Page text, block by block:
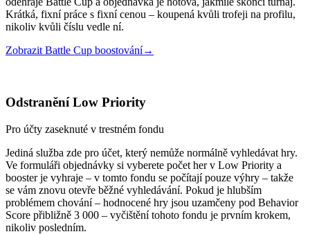
Krátká, fixní práce s fixní cenou – koupená kvůli trofeji na profilu,
nikoliv kvůli číslu vedle ní.
Zobrazit Battle Cup boostování→
Odstranění Low Priority
Pro účty zaseknuté v trestném fondu
Jediná služba zde pro účet, který nemůže normálně vyhledávat hry.
Ve formuláři objednávky si vyberete počet her v Low Priority a
booster je vyhraje – v tomto fondu se počítají pouze výhry – takže
se vám znovu otevře běžné vyhledávání. Pokud je hlubším
problémem chování – hodnocené hry jsou uzamčeny pod Behavior
Score přibližně 3 000 – vyčištění tohoto fondu je prvním krokem,
nikoliv posledním.